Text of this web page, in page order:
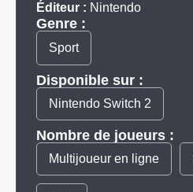
Éditeur : Nintendo
Genre :
Sport
Disponible sur :
Nintendo Switch 2
Nombre de joueurs :
Multijoueur en ligne